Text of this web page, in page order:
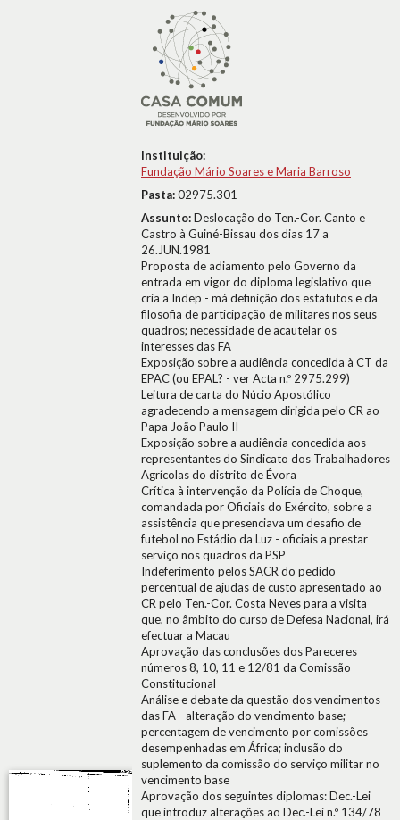
Instituição:
Fundação Mário Soares e Maria Barroso
Pasta:02975.301
Assunto:Deslocação do Ten.-Cor. Canto e
Castro à Guiné-Bissau dos dias 17 a
26.JUN.1981
Proposta de adiamento pelo Governo da
entrada em vigor do diploma legislativo que
cria a Indep - má definição dos estatutos e da
filosofia de participação de militares nos seus
quadros; necessidade de acautelar os
interesses das FA
Exposição sobre a audiência concedida à CT da
EPAC (ou EPAL? - ver Acta n.º 2975.299)
Leitura de carta do Núcio Apostólico
agradecendo a mensagem dirigida pelo CR ao
Papa João Paulo II
Exposição sobre a audiência concedida aos
representantes do Sindicato dos Trabalhadores
Agrícolas do distrito de Évora
Crítica à intervenção da Polícia de Choque,
comandada por Oficiais do Exército, sobre a
assistência que presenciava um desafio de
futebol no Estádio da Luz - oficiais a prestar
serviço nos quadros da PSP
Indeferimento pelos SACR do pedido
percentual de ajudas de custo apresentado ao
CR pelo Ten.-Cor. Costa Neves para a visita
que, no âmbito do curso de Defesa Nacional, irá
efectuar a Macau
Aprovação das conclusões dos Pareceres
números 8, 10, 11 e 12/81 da Comissão
Constitucional
Análise e debate da questão dos vencimentos
das FA - alteração do vencimento base;
percentagem de vencimento por comissões
desempenhadas em África; inclusão do
suplemento da comissão do serviço militar no
vencimento base
Aprovação dos seguintes diplomas: Dec.-Lei
que introduz alterações ao Dec.-Lei n.º 134/78